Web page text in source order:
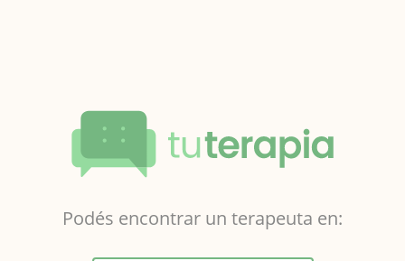
Podés encontrar un terapeuta en: